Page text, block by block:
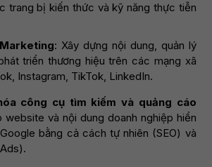
trang bị kiến thức và kỹ năng thực tiễn
: Xây dựng nội dung, quản lý
triển thương hiệu trên các mạng xã
Instagram, TikTok, LinkedIn.
công cụ tìm kiếm và quảng cáo
website và nội dung doanh nghiệp hiển
bằng cả cách tự nhiên (SEO) và